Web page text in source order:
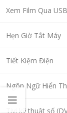
Xem Film Qua USB
Hẹn Giờ Tắt Máy
Tiết Kiệm Điện
Ngôn Ngữ Hiển
Tivi kỹ thuật số